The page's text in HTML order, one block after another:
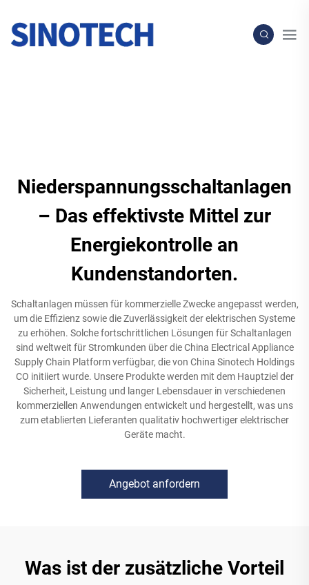
Niederspannungsschaltanlagen
– Das effektivste Mittel zur
Energiekontrolle an
Kundenstandorten.
Schaltanlagen müssen für kommerzielle Zwecke angepasst werden,
um die Effizienz sowie die Zuverlässigkeit der elektrischen Systeme
zu erhöhen. Solche fortschrittlichen Lösungen für Schaltanlagen
sind weltweit für Stromkunden über die China Electrical Appliance
Supply Chain Platform verfügbar, die von China Sinotech Holdings
CO initiiert wurde. Unsere Produkte werden mit dem Hauptziel der
Sicherheit, Leistung und langer Lebensdauer in verschiedenen
kommerziellen Anwendungen entwickelt und hergestellt, was uns
zum etablierten Lieferanten qualitativ hochwertiger elektrischer
Geräte macht.
Angebot anfordern
Was ist der zusätzliche Vorteil